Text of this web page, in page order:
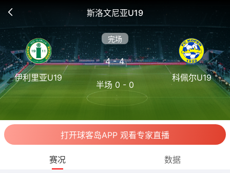
斯洛文尼亚U19
伊利里亚U19
完场
4 - 4
半场 0 - 0
科佩尔U19
打开球客岛APP 观看专家直播
赛况 数据